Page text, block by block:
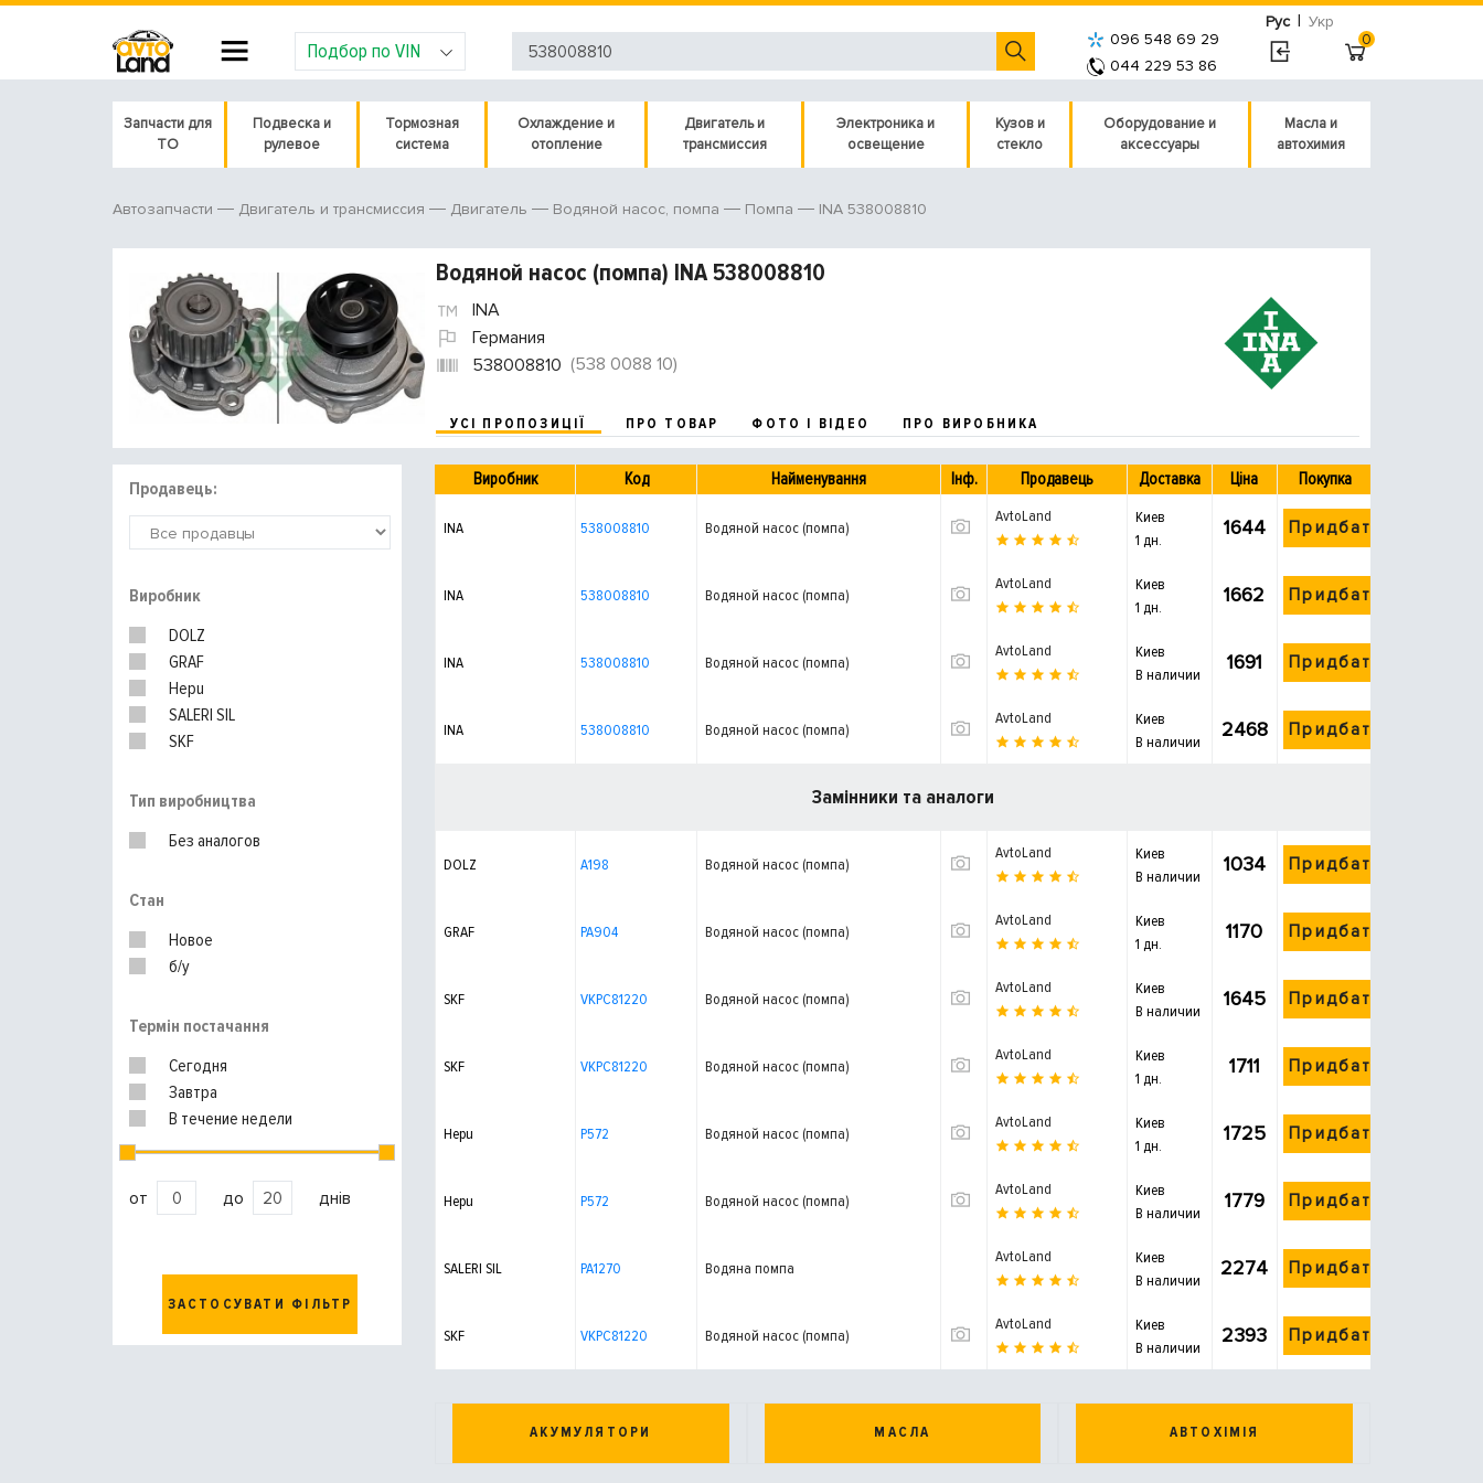
Рус | Укр
Подбор по VIN
096 548 69 29
044 229 53 86
0
Запчасти для
ТО
Подвеска и
рулевое
Тормозная
система
Охлаждение и
отопление
Двигатель и
трансмиссия
Электроника и
освещение
Кузов и
стекло
Оборудование и
аксессуары
Масла и
автохимия
Автозапчасти Двигатель и трансмиссия Двигатель Водяной насос, помпа Помпа INA 538008810
Водяной насос (помпа) INA 538008810
INA
Германия
538008810 (538 0088 10)
УСІ ПРОПОЗИЦІЇ ПРО ТОВАР ФОТО І ВІДЕО ПРО ВИРОБНИКА
Продавець:
Виробник
DOLZ
GRAF
Hepu
SALERI SIL
SKF
Тип виробництва
Без аналогов
Стан
Новое
б/у
Термін постачання
Сегодня
Завтра
В течение недели
от до днів
ЗАСТОСУВАТИ ФІЛЬТР
Виробник Код Найменування Інф. Продавець Доставка Ціна Покупка
INA 538008810 Водяной насос (помпа)
AvtoLand
Киев
1 дн.
1644 Придбати
INA 538008810 Водяной насос (помпа)
AvtoLand
Киев
1 дн.
1662 Придбати
INA 538008810 Водяной насос (помпа)
AvtoLand
Киев
В наличии
1691 Придбати
INA 538008810 Водяной насос (помпа)
AvtoLand
Киев
В наличии
2468 Придбати
Замінники та аналоги
DOLZ A198 Водяной насос (помпа)
AvtoLand
Киев
В наличии
1034 Придбати
GRAF PA904 Водяной насос (помпа)
AvtoLand
Киев
1 дн.
1170 Придбати
SKF VKPC81220 Водяной насос (помпа)
AvtoLand
Киев
В наличии
1645 Придбати
SKF VKPC81220 Водяной насос (помпа)
AvtoLand
Киев
1 дн.
1711 Придбати
Hepu P572 Водяной насос (помпа)
AvtoLand
Киев
1 дн.
1725 Придбати
Hepu P572 Водяной насос (помпа)
AvtoLand
Киев
В наличии
1779 Придбати
SALERI SIL PA1270 Водяна помпа
AvtoLand
Киев
В наличии
2274 Придбати
SKF VKPC81220 Водяной насос (помпа)
AvtoLand
Киев
В наличии
2393 Придбати
АКУМУЛЯТОРИ МАСЛА АВТОХІМІЯ